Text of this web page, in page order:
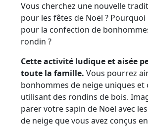
Vous cherchez une nouvelle
pour les fêtes de Noël ?
pour la confection de
rondin ?
Cette activité ludique et aisée
toute la famille. Vous pourrez
bonhommes de neige uniques et
utilisant des rondins de bois.
parer votre sapin de Noël avec
de neige que vous avez conçus